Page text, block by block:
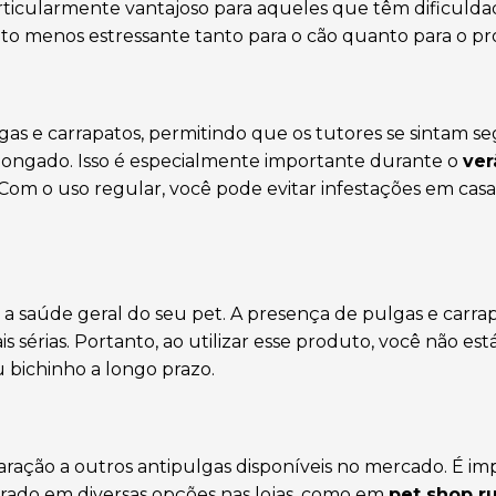
vantajoso para aqueles que têm
menos estressante tanto para o cão quanto para o
e carrapatos, permitindo que os tutores se sintam
Isso é especialmente importante durante o
o uso regular, você pode evitar infestações em
saúde geral do seu pet. A presença de pulgas e
sérias. Portanto, ao utilizar esse produto, você não
bichinho a longo prazo.
a outros antipulgas disponíveis no mercado. É